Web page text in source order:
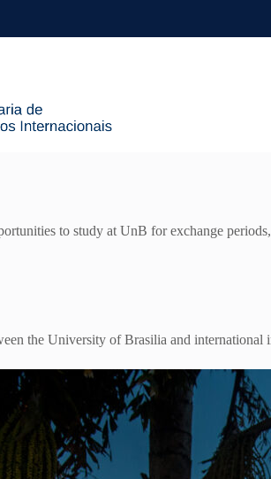
to study at UnB for exchange
the University of Brasilia and international